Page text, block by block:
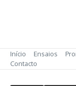
Início Ensaios
Contacto